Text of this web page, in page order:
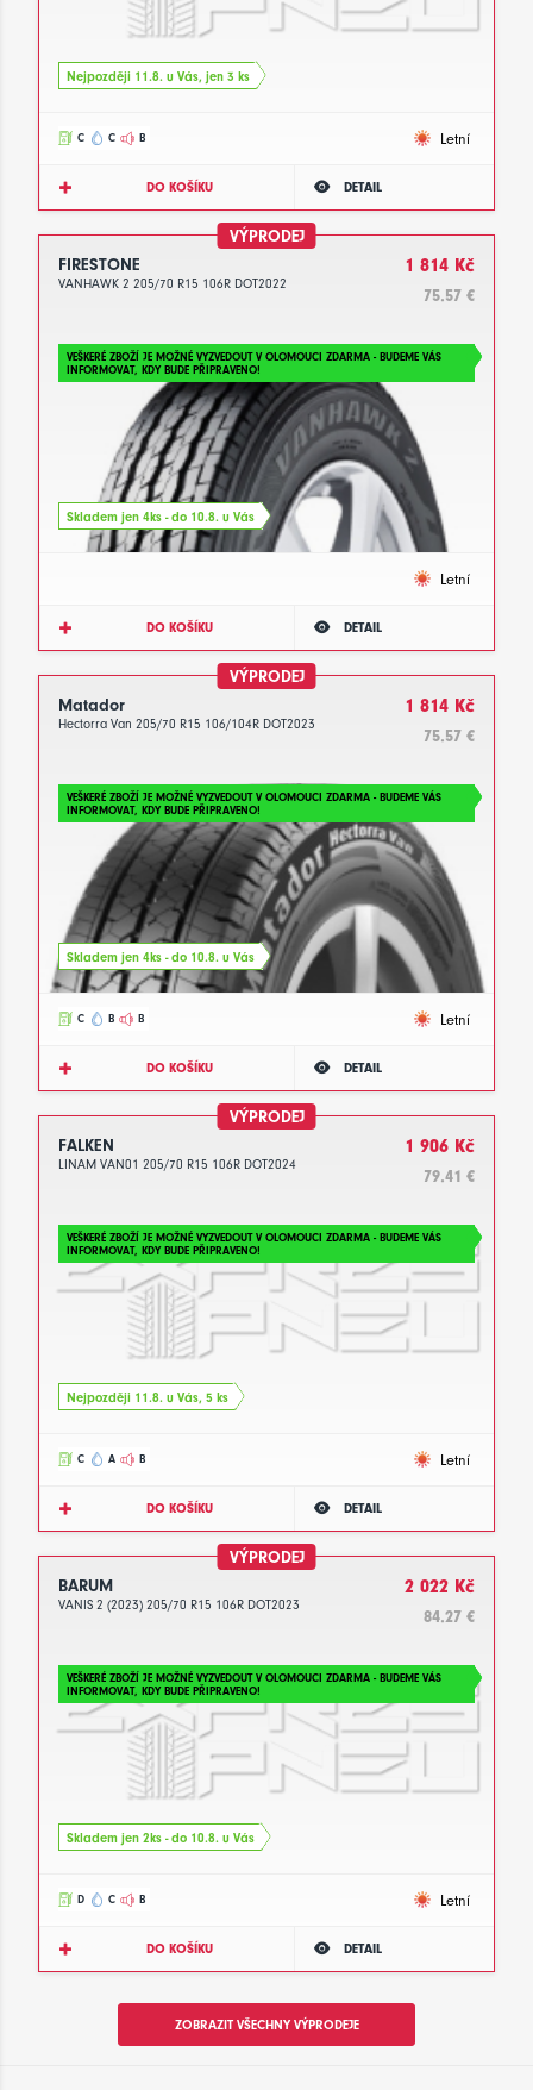
Nejpozději 11.8. u Vás, jen 3 ks
C C B Letní
DO KOŠÍKU DETAIL
VÝPRODEJ
FIRESTONE
VANHAWK 2 205/70 R15 106R DOT2022
1 814 Kč
75.57 €
VEŠKERÉ ZBOŽÍ JE MOŽNÉ VYZVEDOUT V OLOMOUCI ZDARMA - BUDEME VÁS
INFORMOVAT, KDY BUDE PŘIPRAVENO!
Skladem jen 4ks - do 10.8. u Vás
Letní
DO KOŠÍKU DETAIL
VÝPRODEJ
Matador
Hectorra Van 205/70 R15 106/104R DOT2023
1 814 Kč
75.57 €
VEŠKERÉ ZBOŽÍ JE MOŽNÉ VYZVEDOUT V OLOMOUCI ZDARMA - BUDEME VÁS
INFORMOVAT, KDY BUDE PŘIPRAVENO!
Skladem jen 4ks - do 10.8. u Vás
C B B Letní
DO KOŠÍKU DETAIL
VÝPRODEJ
FALKEN
LINAM VAN01 205/70 R15 106R DOT2024
1 906 Kč
79.41 €
VEŠKERÉ ZBOŽÍ JE MOŽNÉ VYZVEDOUT V OLOMOUCI ZDARMA - BUDEME VÁS
INFORMOVAT, KDY BUDE PŘIPRAVENO!
Nejpozději 11.8. u Vás, 5 ks
C A B Letní
DO KOŠÍKU DETAIL
VÝPRODEJ
BARUM
VANIS 2 (2023) 205/70 R15 106R DOT2023
2 022 Kč
84.27 €
VEŠKERÉ ZBOŽÍ JE MOŽNÉ VYZVEDOUT V OLOMOUCI ZDARMA - BUDEME VÁS
INFORMOVAT, KDY BUDE PŘIPRAVENO!
Skladem jen 2ks - do 10.8. u Vás
D C B Letní
DO KOŠÍKU DETAIL
ZOBRAZIT VŠECHNY VÝPRODEJE